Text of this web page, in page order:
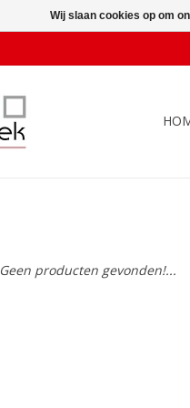
Geen producten gevonden!...
Wij slaan cookies op om